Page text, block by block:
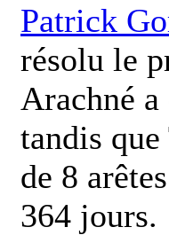
Patrick
résolu le
Arachné
tandis
de 8
364 jours.